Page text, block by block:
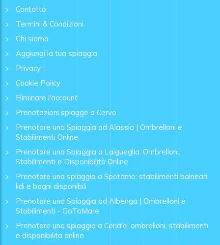
Contatto
Termini & Condizioni
Chi siamo
Aggiungi la tua spiaggia
Privacy
Cookie Policy
Eliminare l'account
Prenotazioni spiagge a Cervo
Prenotare una Spiaggia ad Alassio | Ombrelloni e
Stabilimenti Online
Prenotare una Spiaggia a Laigueglia: Ombrelloni,
Stabilimenti e Disponibilità Online
Prenotare una spiaggia a Spotorno: stabilimenti balneari,
lidi e bagni disponibili
Prenotare una Spiaggia ad Albenga | Ombrelloni e
Stabilimenti - GoToMare
Prenotare una spiaggia a Ceriale: ombrelloni, stabilimenti
e disponibilita online